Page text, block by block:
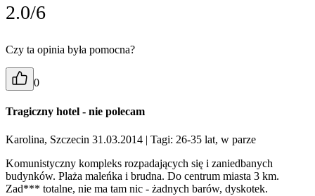
2.0/6
Czy ta opinia była pomocna?
0
Tragiczny hotel - nie polecam
Karolina, Szczecin 31.03.2014 | Tagi: 26-35 lat, w parze
Komunistyczny kompleks rozpadających się i zaniedbanych
budynków. Plaża maleńka i brudna. Do centrum miasta 3 km.
Zad*** totalne, nie ma tam nic - żadnych barów, dyskotek.